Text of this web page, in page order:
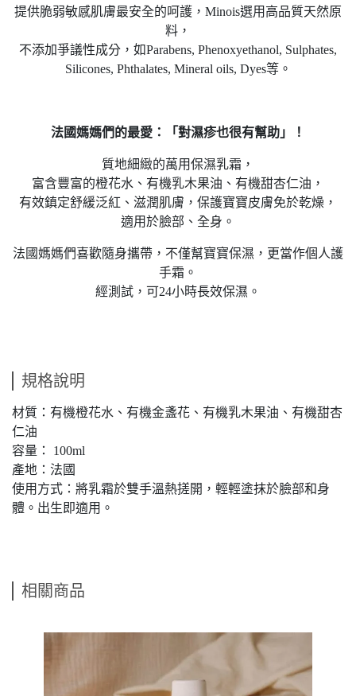
提供脆弱敏感肌膚最安全的呵護，Minois選用高品質天然原
料，
不添加爭議性成分，如Parabens, Phenoxyethanol, Sulphates,
Silicones, Phthalates, Mineral oils, Dyes等。
法國媽媽們的最愛：「對濕疹也很有幫助」！
質地細緻的萬用保濕乳霜，
富含豐富的橙花水、有機乳木果油、有機甜杏仁油，
有效鎮定舒緩泛紅、滋潤肌膚，保護寶寶皮膚免於乾燥，
適用於臉部、全身。
法國媽媽們喜歡隨身攜帶，不僅幫寶寶保濕，更當作個人護
手霜。
經測試，可24小時長效保濕。
規格說明
材質：有機橙花水、有機金盞花、有機乳木果油、有機甜杏
仁油
容量： 100ml
產地：法國
使用方式：將乳霜於雙手溫熱搓開，輕輕塗抹於臉部和身
體。出生即適用。
相關商品